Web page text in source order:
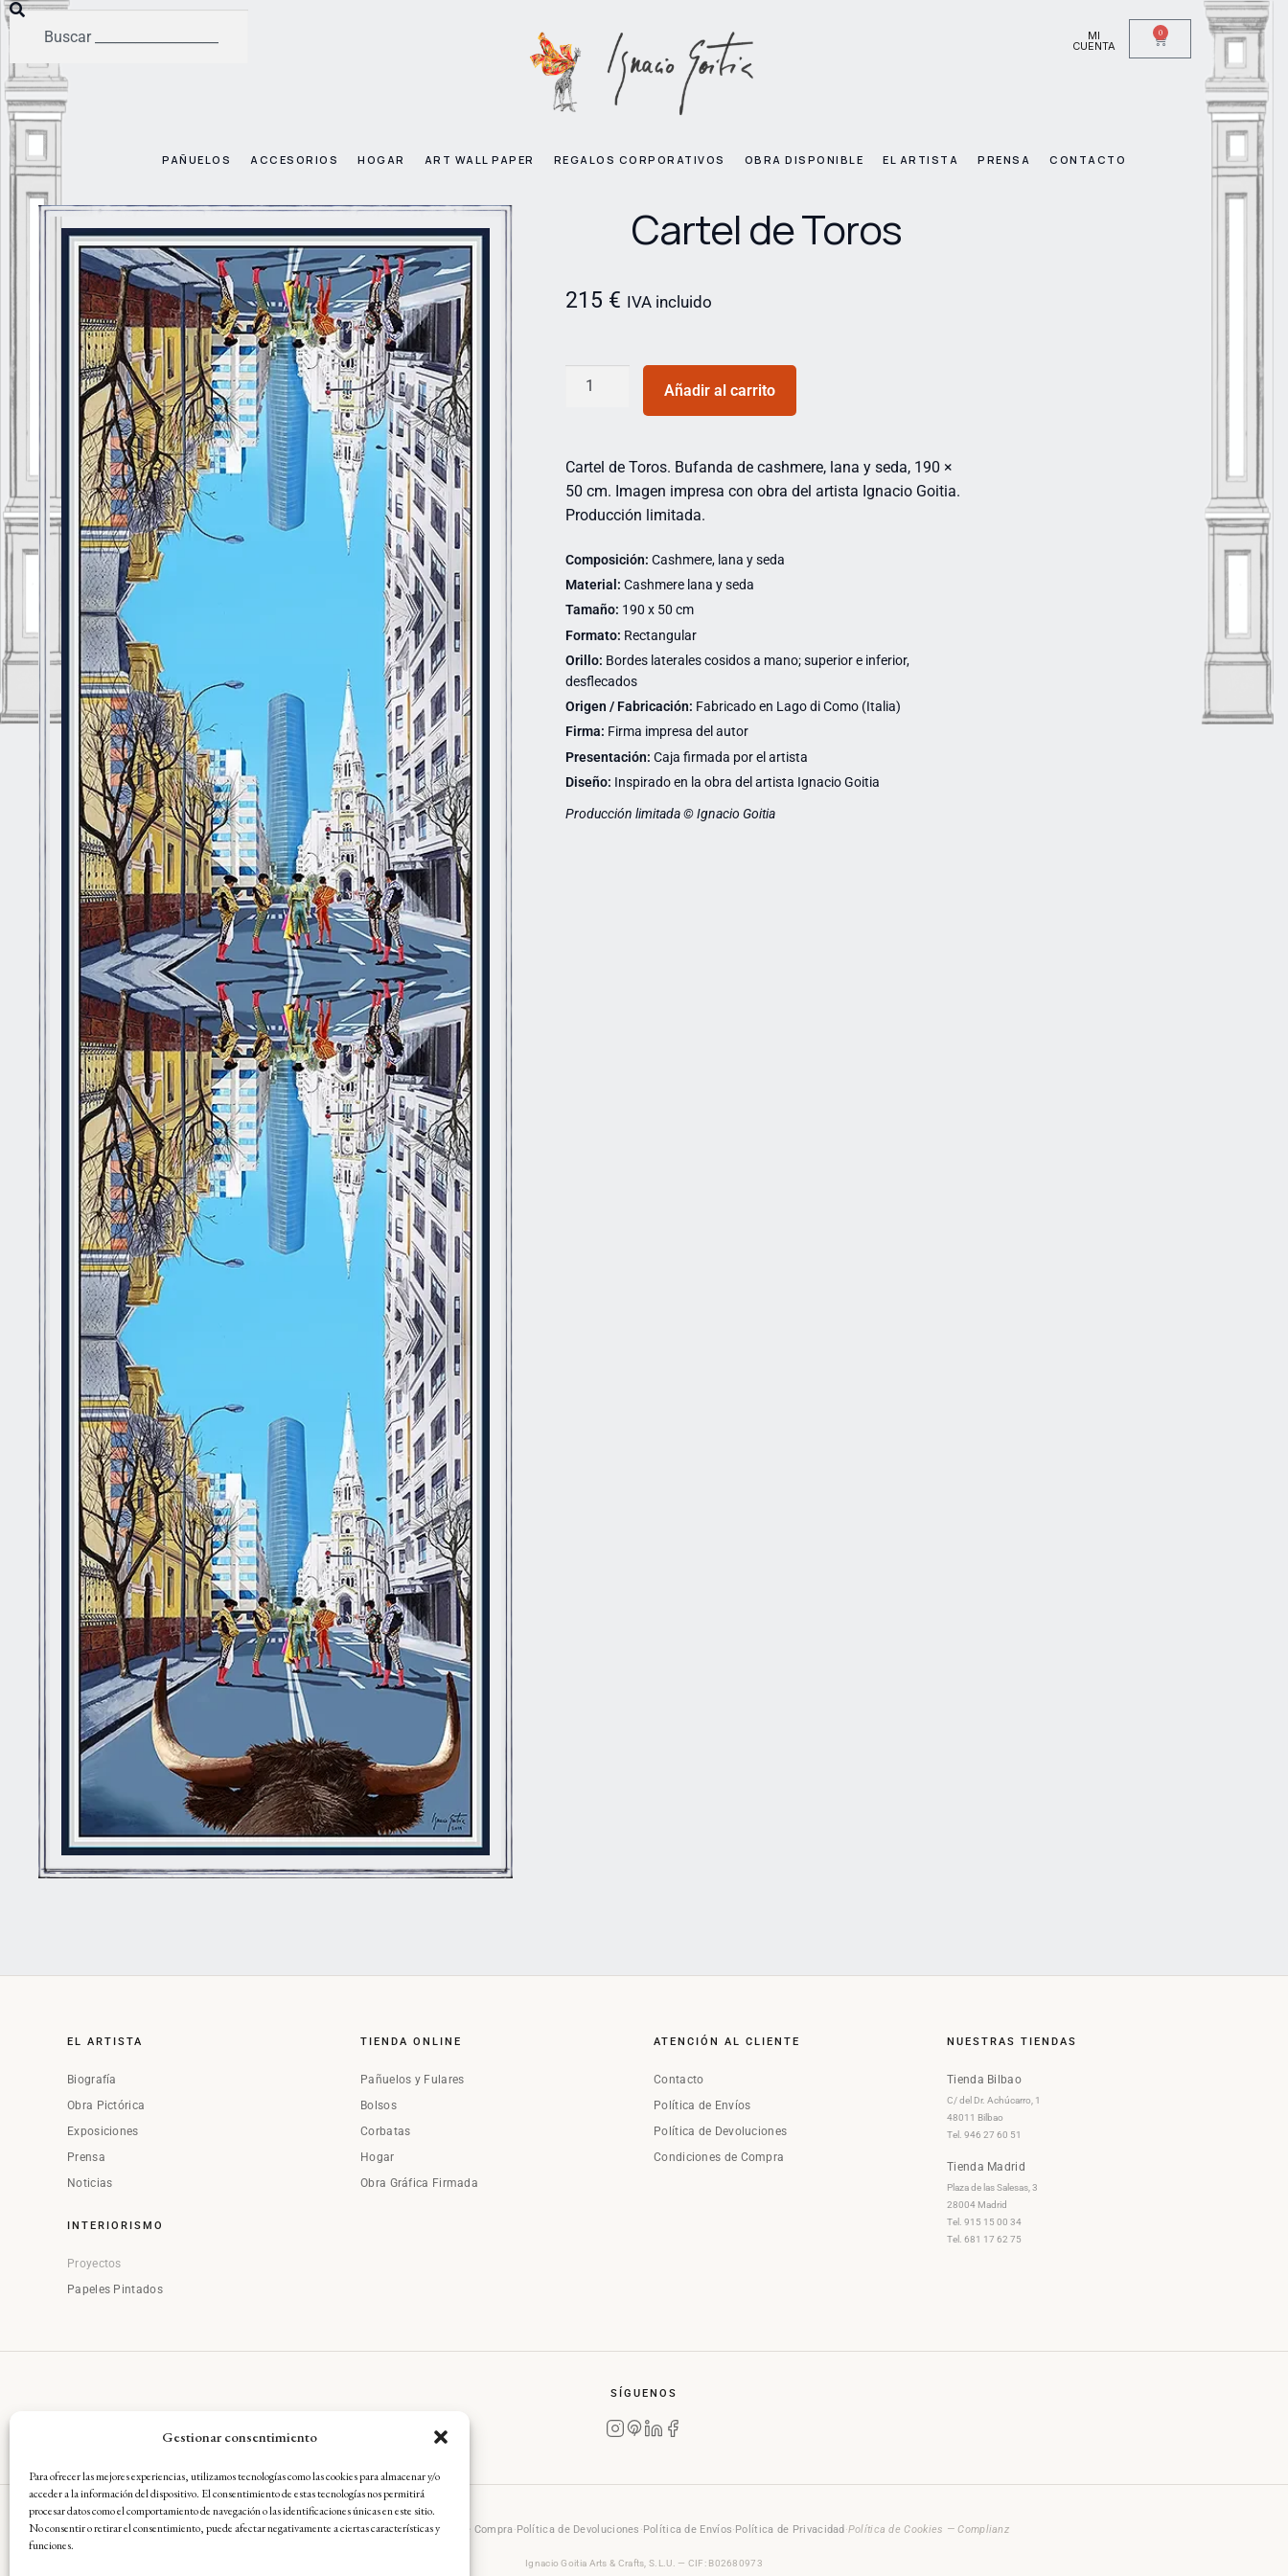
Gestionar consentimiento
Para ofrecer las mejores experiencias, utilizamos tecnologías como las cookies para almacenar y/o
acceder a la información del dispositivo. El consentimiento de estas tecnologías nos permitirá
procesar datos como el comportamiento de navegación o las identificaciones únicas en este sitio.
No consentir o retirar el consentimiento, puede afectar negativamente a ciertas características y
funciones.
MI
CUENTA
0
PAÑUELOS ACCESORIOS HOGAR ART WALL PAPER REGALOS CORPORATIVOS OBRA DISPONIBLE EL ARTISTA PRENSA CONTACTO
Cartel de Toros
215 € IVA incluido
Añadir al carrito
Cartel de Toros. Bufanda de cashmere, lana y seda, 190 ×
50 cm. Imagen impresa con obra del artista Ignacio Goitia.
Producción limitada.
Composición: Cashmere, lana y seda
Material: Cashmere lana y seda
Tamaño: 190 x 50 cm
Formato: Rectangular
Orillo: Bordes laterales cosidos a mano; superior e inferior,
desflecados
Origen / Fabricación: Fabricado en Lago di Como (Italia)
Firma: Firma impresa del autor
Presentación: Caja firmada por el artista
Diseño: Inspirado en la obra del artista Ignacio Goitia
Producción limitada © Ignacio Goitia
EL ARTISTA
Biografía
Obra Pictórica
Exposiciones
Prensa
Noticias
INTERIORISMO
Proyectos
Papeles Pintados
TIENDA ONLINE
Pañuelos y Fulares
Bolsos
Corbatas
Hogar
Obra Gráfica Firmada
ATENCIÓN AL CLIENTE
Contacto
Política de Envíos
Política de Devoluciones
Condiciones de Compra
NUESTRAS TIENDAS
Tienda Bilbao
C/ del Dr. Achúcarro, 1
48011 Bilbao
Tel. 946 27 60 51
Tienda Madrid
Plaza de las Salesas, 3
28004 Madrid
Tel. 915 15 00 34
Tel. 681 17 62 75
SÍGUENOS
Aviso Legal·Condiciones Generales de Compra·Política de Devoluciones ·Política de Envíos·Política de Privacidad ·Política de Cookies — Complianz
Ignacio Goitia Arts & Crafts, S.L.U. — CIF: B02680973